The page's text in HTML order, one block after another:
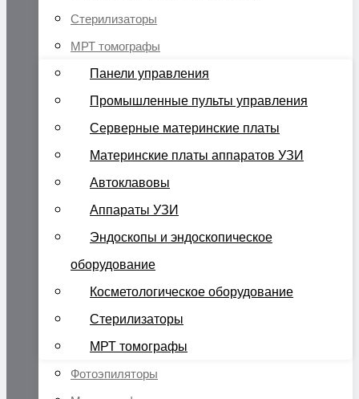
Стерилизаторы
МРТ томографы
Панели управления
Промышленные пульты управления
Серверные материнские платы
Материнские платы аппаратов УЗИ
Автоклавовы
Аппараты УЗИ
Эндоскопы и эндоскопическое
оборудование
Косметологическое оборудование
Стерилизаторы
МРТ томографы
Фотоэпиляторы